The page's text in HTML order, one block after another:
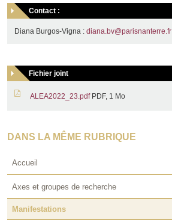
Contact :
Diana Burgos-Vigna : diana.bv@parisnanterre.fr
Fichier joint
ALEA2022_23.pdf PDF, 1 Mo
DANS LA MÊME RUBRIQUE
Accueil
Axes et groupes de recherche
Manifestations